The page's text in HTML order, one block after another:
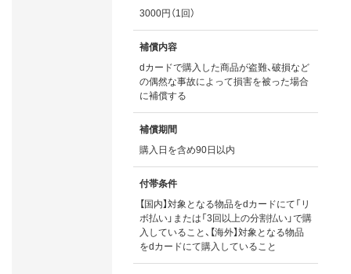
3000円（1回）
補償内容
dカードで購入した商品が盗難、破損など
の偶然な事故によって損害を被った場合
に補償する
補償期間
購入日を含め90日以内
付帯条件
【国内】対象となる物品をdカードにて「リ
ボ払い」または「3回以上の分割払い」で購
入していること、【海外】対象となる物品
をdカードにて購入していること